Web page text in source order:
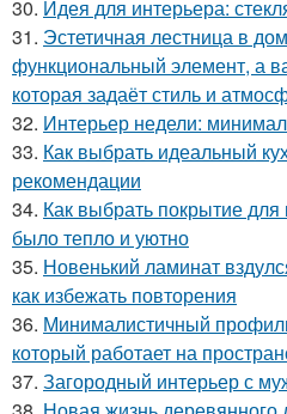
30. Идея для интерьера:
31. Эстетичная лестница в
функциональный элемент, а
которая задаёт стиль и
32. Интерьер недели:
33. Как выбрать идеальный
рекомендации
34. Как выбрать покрытие для
было тепло и уютно
35. Новенький ламинат
как избежать повторения
36. Минималистичный
который работает на
37. Загородный интерьер с